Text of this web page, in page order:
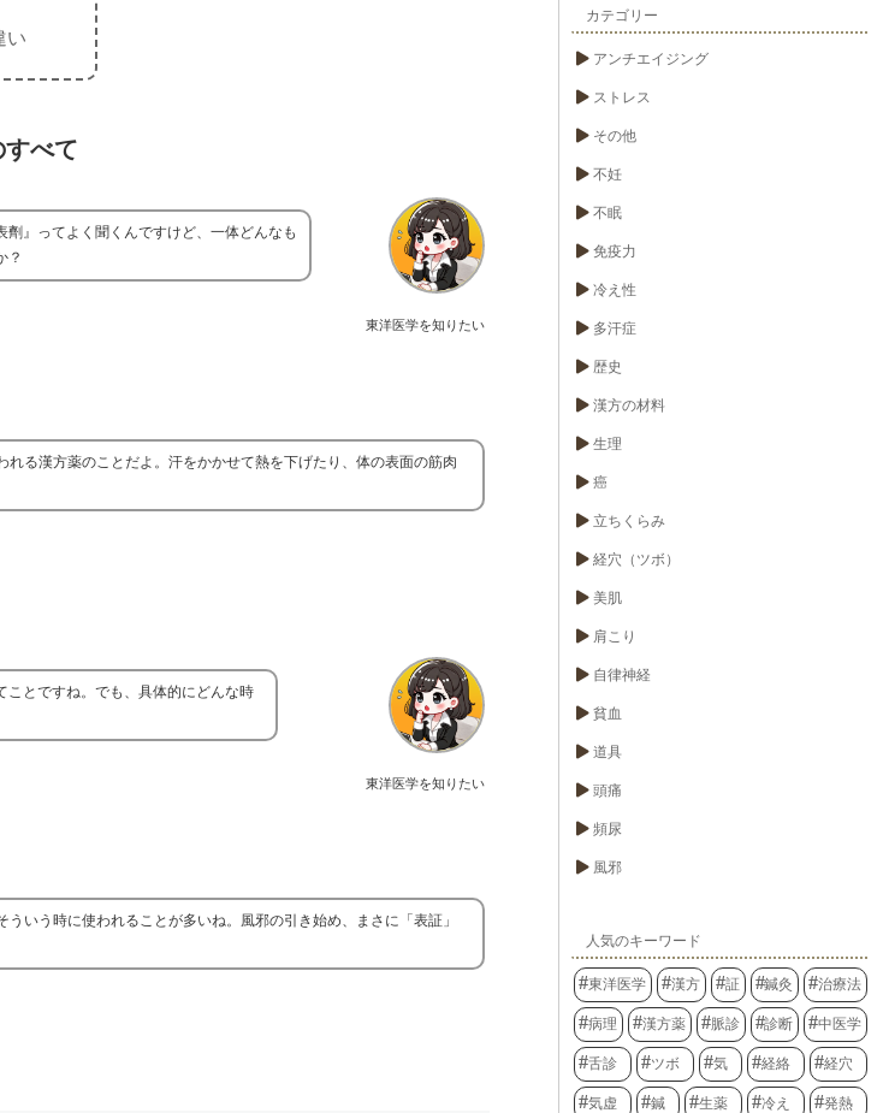
い
べて
東洋医学を知りたい
劑』ってよく聞くんですけど、一体どんなも
？
る漢方薬のことだよ。汗をかかせて熱を下げたり、体の表面の筋肉
東洋医学を知りたい
ことですね。でも、具体的にどんな時
いう時に使われることが多いね。風邪の引き始め、まさに「表証」
カテゴリー
アンチエイジング
ストレス
その他
不妊
不眠
免疫力
冷え性
多汗症
歴史
漢方の材料
生理
癌
立ちくらみ
経穴（ツボ）
美肌
肩こり
自律神経
貧血
道具
頭痛
頻尿
風邪
人気のキーワード
東洋医学 漢方 証 鍼灸 治療法
病理 漢方薬 脈診 診断 中医学
舌診 ツボ 気 経絡 経穴
気虚 鍼 生薬 冷え 発熱